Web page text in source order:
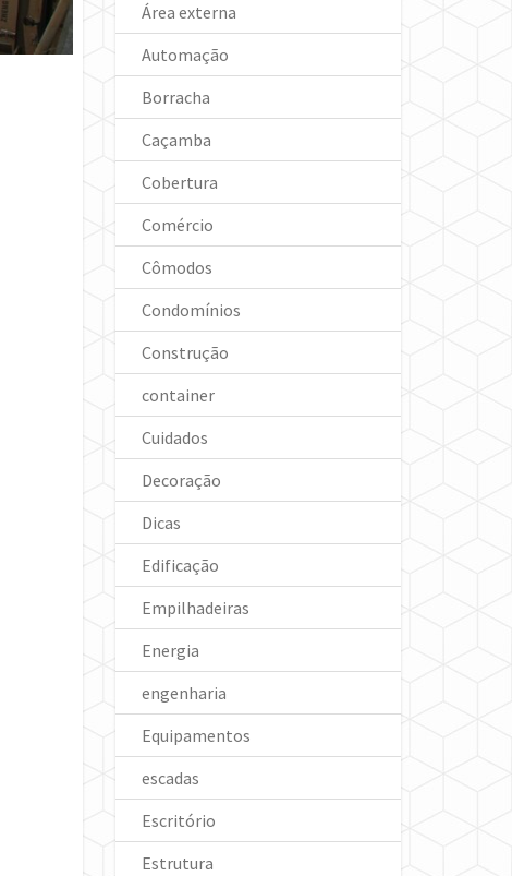
Área externa
Automação
Borracha
Caçamba
Cobertura
Comércio
Cômodos
Condomínios
Construção
container
Cuidados
Decoração
Dicas
Edificação
Empilhadeiras
Energia
engenharia
Equipamentos
escadas
Escritório
Estrutura